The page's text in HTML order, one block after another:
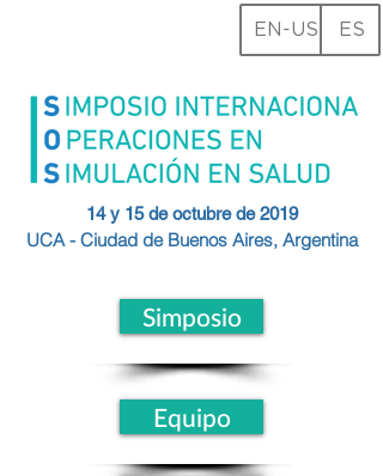
EN-US ES
14 y 15 de octubre de 2019
UCA - Ciudad de BuenosAires, Argentina
Simposio
Equipo